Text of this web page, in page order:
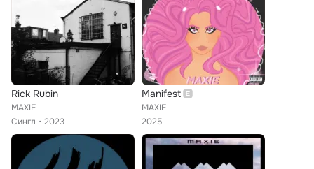
Rick Rubin
MAXIE
Сингл
2023
Manifest
MAXIE
2025